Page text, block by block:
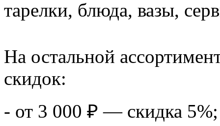
тарелки, блюда, вазы,
На остальной
скидок:
- от 3 000 ₽ — скидка 5%;